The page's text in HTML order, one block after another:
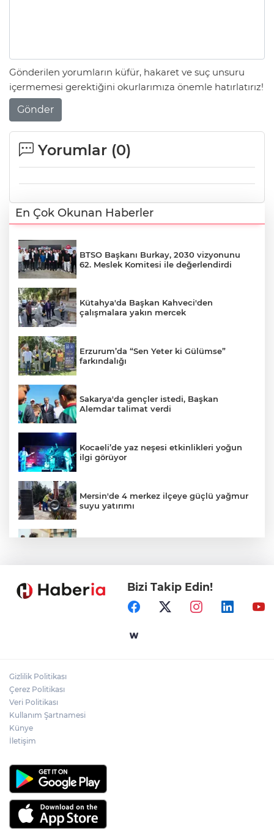
Gönderilen yorumların küfür, hakaret ve suç unsuru
içermemesi gerektiğini okurlarımıza önemle hatırlatırız!
Gönder
Yorumlar (0)
En Çok Okunan Haberler
BTSO Başkanı Burkay, 2030 vizyonunu
62. Meslek Komitesi ile değerlendirdi
Kütahya'da Başkan Kahveci'den
çalışmalara yakın mercek
Erzurum’da “Sen Yeter ki Gülümse”
farkındalığı
Sakarya'da gençler istedi, Başkan
Alemdar talimat verdi
Kocaeli’de yaz neşesi etkinlikleri yoğun
ilgi görüyor
Mersin'de 4 merkez ilçeye güçlü yağmur
suyu yatırımı
İçişleri Bakanı Çiftçi'den YÖK ziyareti
Temmuz'da 107 bin gıda denetimine 250
Bizi Takip Edin!
Gizlilik Politikası
Çerez Politikası
Veri Politikası
Kullanım Şartnamesi
Künye
İletişim